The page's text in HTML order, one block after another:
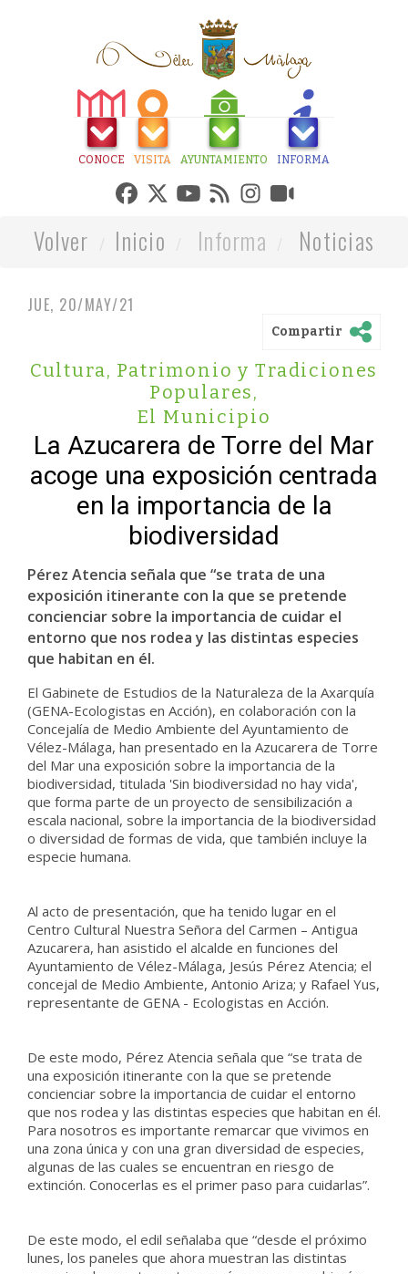
CONOCE VISITA AYUNTAMIENTO INFORMA
Volver Inicio Informa Noticias
JUE, 20/MAY/21
Compartir
Cultura, Patrimonio y Tradiciones
Populares,
El Municipio
La Azucarera de Torre del Mar
acoge una exposición centrada
en la importancia de la
biodiversidad
Pérez Atencia señala que “se trata de una
exposición itinerante con la que se pretende
concienciar sobre la importancia de cuidar el
entorno que nos rodea y las distintas especies
que habitan en él.
El Gabinete de Estudios de la Naturaleza de la Axarquía
(GENA-Ecologistas en Acción), en colaboración con la
Concejalía de Medio Ambiente del Ayuntamiento de
Vélez-Málaga, han presentado en la Azucarera de Torre
del Mar una exposición sobre la importancia de la
biodiversidad, titulada 'Sin biodiversidad no hay vida',
que forma parte de un proyecto de sensibilización a
escala nacional, sobre la importancia de la biodiversidad
o diversidad de formas de vida, que también incluye la
especie humana.
Al acto de presentación, que ha tenido lugar en el
Centro Cultural Nuestra Señora del Carmen – Antigua
Azucarera, han asistido el alcalde en funciones del
Ayuntamiento de Vélez-Málaga, Jesús Pérez Atencia; el
concejal de Medio Ambiente, Antonio Ariza; y Rafael Yus,
representante de GENA - Ecologistas en Acción.
De este modo, Pérez Atencia señala que “se trata de
una exposición itinerante con la que se pretende
concienciar sobre la importancia de cuidar el entorno
que nos rodea y las distintas especies que habitan en él.
Para nosotros es importante remarcar que vivimos en
una zona única y con una gran diversidad de especies,
algunas de las cuales se encuentran en riesgo de
extinción. Conocerlas es el primer paso para cuidarlas”.
De este modo, el edil señalaba que “desde el próximo
lunes, los paneles que ahora muestran las distintas